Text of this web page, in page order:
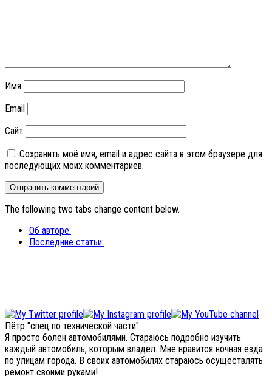
Имя
Email
Сайт
Сохранить моё имя, email и адрес сайта в этом браузере для
последующих моих комментариев.
The following two tabs change content below.
Об авторе:
Последние статьи:
Пётр "спец по технической части"
Я просто болен автомобилями. Стараюсь подробно изучить
каждый автомобиль, которым владел. Мне нравится ночная езда
по улицам города. В своих автомобилях стараюсь осуществлять
ремонт своими руками!